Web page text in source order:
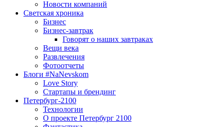
Новости компаний
Светская хроника
Бизнес
Бизнес-завтрак
Говорят о наших завтраках
Вещи века
Развлечения
Фотоотчеты
Блоги #NaNevskom
Love Story
Стартапы и брендинг
Петербург-2100
Технологии
О проекте Петербург 2100